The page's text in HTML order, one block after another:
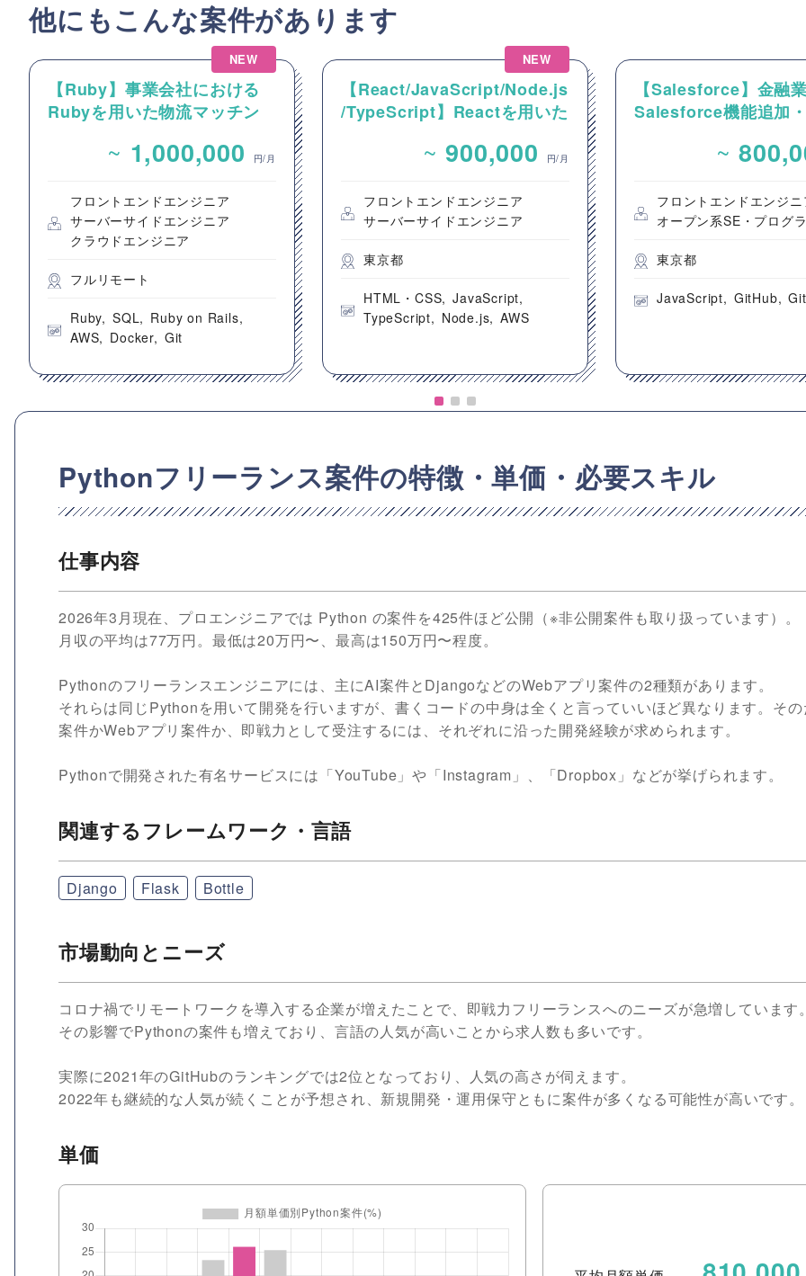
他にもこんな案件があります
NEW
【Ruby】事業会社における
Rubyを用いた物流マッチン
エンドエンジニア募集
~ 1,000,000 円/月
フロントエンドエンジニア
サーバーサイドエンジニア
クラウドエンジニア
フルリモート
Ruby SQL
Ruby on Rails
AWS
Docker Git
NEW
【React/JavaScript/Node.js
/TypeScript】Reactを用いた
のフロントエンド開発案件
~ 900,000 円/月
フロントエンドエンジニア
サーバーサイドエンジニア
東京都
HTML・CSS
JavaScript
TypeScript
Node.js AWS
【Salesforce】金融
Salesforce機能追加
~
フロントエンドエンジ
オープン系SE・プログ
東京都
JavaScript GitHub Git
Pythonフリーランス案件の特徴・単価・必要スキル
仕事内容
2026年3月現在、プロエンジニアでは Python の案件を425件ほど公開（※非公開案件も取り扱っています）。
月収の平均は77万円。最低は20万円〜、最高は150万円〜程度。
Pythonのフリーランスエンジニアには、主にAI案件とDjangoなどのWebアプリ案件の2種類があります。
それらは同じPythonを用いて開発を行いますが、書くコードの中身は全くと言っていいほど異なります。そ
案件かWebアプリ案件か、即戦力として受注するには、それぞれに沿った開発経験が求められます。
Pythonで開発された有名サービスには「YouTube」や「Instagram」、「Dropbox」などが挙げられます。
関連するフレームワーク・言語
Django Flask Bottle
市場動向とニーズ
コロナ禍でリモートワークを導入する企業が増えたことで、即戦力フリーランスへのニーズが急増しています
その影響でPythonの案件も増えており、言語の人気が高いことから求人数も多いです。
実際に2021年のGitHubのランキングでは2位となっており、人気の高さが伺えます。
2022年も継続的な人気が続くことが予想され、新規開発・運用保守ともに案件が多くなる可能性が高いです。
単価